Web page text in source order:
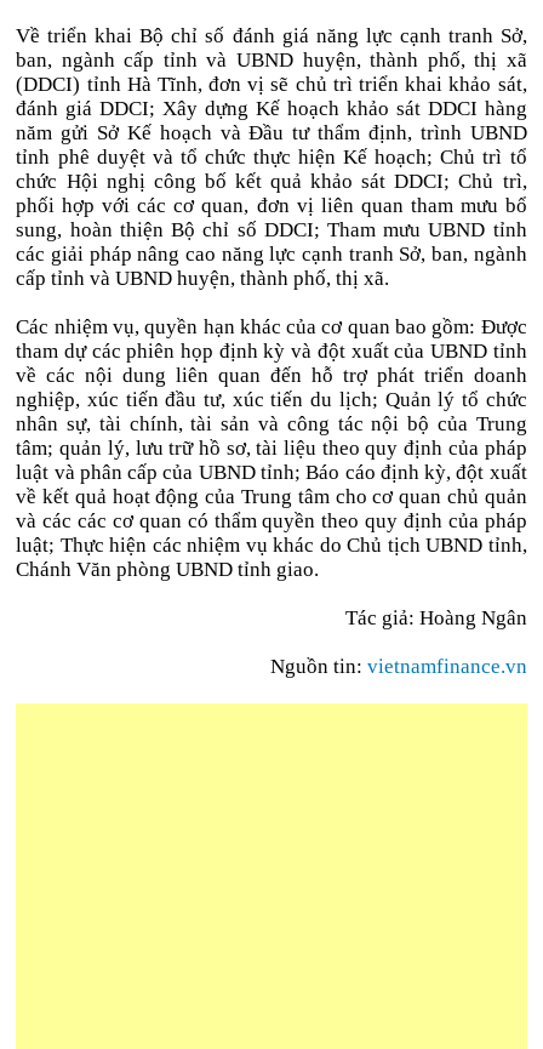
Về triển khai Bộ chỉ số đánh giá năng lực cạnh tranh Sở,
ban, ngành cấp tỉnh và UBND huyện, thành phố, thị xã
(DDCI) tỉnh Hà Tĩnh, đơn vị sẽ chủ trì triển khai khảo sát,
đánh giá DDCI; Xây dựng Kế hoạch khảo sát DDCI hàng
năm gửi Sở Kế hoạch và Đầu tư thẩm định, trình UBND
tỉnh phê duyệt và tổ chức thực hiện Kế hoạch; Chủ trì tổ
chức Hội nghị công bố kết quả khảo sát DDCI; Chủ trì,
phối hợp với các cơ quan, đơn vị liên quan tham mưu bổ
sung, hoàn thiện Bộ chỉ số DDCI; Tham mưu UBND tỉnh
các giải pháp nâng cao năng lực cạnh tranh Sở, ban, ngành
cấp tỉnh và UBND huyện, thành phố, thị xã.
Các nhiệm vụ, quyền hạn khác của cơ quan bao gồm: Được
tham dự các phiên họp định kỳ và đột xuất của UBND tỉnh
về các nội dung liên quan đến hỗ trợ phát triển doanh
nghiệp, xúc tiến đầu tư, xúc tiến du lịch; Quản lý tổ chức
nhân sự, tài chính, tài sản và công tác nội bộ của Trung
tâm; quản lý, lưu trữ hồ sơ, tài liệu theo quy định của pháp
luật và phân cấp của UBND tỉnh; Báo cáo định kỳ, đột xuất
về kết quả hoạt động của Trung tâm cho cơ quan chủ quản
và các các cơ quan có thẩm quyền theo quy định của pháp
luật; Thực hiện các nhiệm vụ khác do Chủ tịch UBND tỉnh,
Chánh Văn phòng UBND tỉnh giao.
Tác giả: Hoàng Ngân
Nguồn tin: vietnamfinance.vn